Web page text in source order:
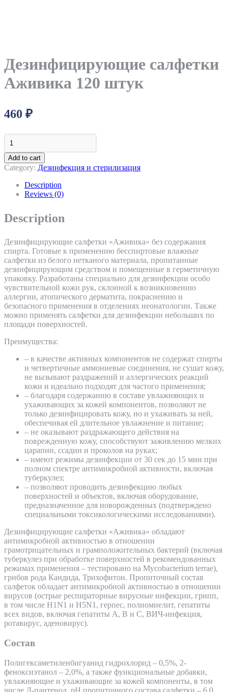
Дезинфицирующие салфетки
Аживика 120 штук
460 ₽
Дезинфицирующие
салфетки
Аживика
120
штук
quantity
Add to cart
Category: Дезинфекция и стерилизация
Description
Reviews (0)
Description
Дезинфицирующие салфетки «Аживика» без содержания
спирта. Готовые к применению бесспиртовые влажные
салфетки из белого нетканого материала, пропитанные
дезинфицирующим средством и помещенные в герметичную
упаковку. Разработаны специально для дезинфекции особо
чувствительной кожи рук, склонной к возникновению
аллергии, атопического дерматита, покраснению и
безопасного применения в отделениях неонатологии. Также
можно применять салфетки для дезинфекции небольших по
площади поверхностей.
Преимущества:
– в качестве активных компонентов не содержат спирты
и четвертичные аммониевые соединения, не сушат кожу,
не вызывают раздражений и аллергических реакций
кожи и идеально подходят для частого применения;
– благодаря содержанию в составе увлажняющих и
ухаживающих за кожей компонентов, позволяют не
только дезинфицировать кожу, но и ухаживать за ней,
обеспечивая ей длительное увлажнение и питание;
– не оказывают раздражающего действия на
поврежденную кожу, способствуют заживлению мелких
царапин, ссадин и проколов на руках;
– имеют режимы дезинфекции от 30 сек до 15 мин при
полном спектре антимикробной активности, включая
туберкулез;
– позволяют проводить дезинфекцию любых
поверхностей и объектов, включая оборудование,
предназначенное для новорожденных (подтверждено
специальными токсикологическими исследованиями).
Дезинфицирующие салфетки «Аживика» обладают
антимикробной активностью в отношении
грамотрицательных и грамположительных бактерий (включая
туберкулез при обработке поверхностей в рекомендованных
режимах применения – тестировано на Mycobacterium terrae),
грибов рода Кандида, Трихофитон. Пропиточный состав
салфеток обладает антимикробной активностью в отношении
вирусов (острые респираторные вирусные инфекции, грипп,
в том числе H1N1 и H5N1, герпес, полиомиелит, гепатиты
всех видов, включая гепатиты А, В и С, ВИЧ-инфекция,
ротавирус, аденовирус).
Состав
Полигексаметиленбигуанид гидрохлорид – 0,5%, 2-
феноксиэтанол – 2,0%, а также функциональные добавки,
увлажняющие и ухаживающие за кожей компоненты, в том
числе Д-пантенол. рН пропиточного состава салфетки – 6,0.